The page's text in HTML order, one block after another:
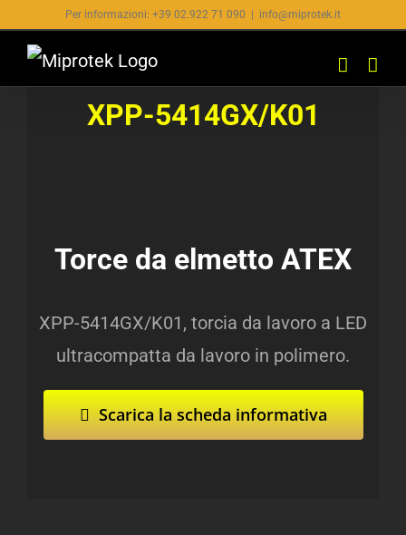
contenuto
Per informazioni: +39 02.922 71 090 info@miprotek.it
XPP-5414GX/K01
Torce da elmetto ATEX
XPP-5414GX/K01, torcia da lavoro a LED
ultracompatta da lavoro in polimero.
Scarica la scheda informativa